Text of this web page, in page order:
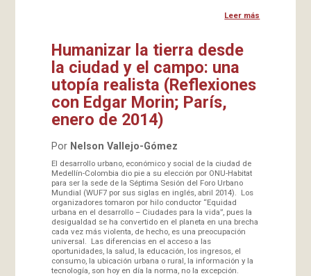
Leer más
Humanizar la tierra desde
la ciudad y el campo: una
utopía realista (Reflexiones
con Edgar Morin; París,
enero de 2014)
Por Nelson Vallejo-Gómez
El desarrollo urbano, económico y social de la ciudad de
Medellín-Colombia dio pie a su elección por ONU-Habitat
para ser la sede de la Séptima Sesión del Foro Urbano
Mundial (WUF7 por sus siglas en inglés, abril 2014). Los
organizadores tomaron por hilo conductor “Equidad
urbana en el desarrollo – Ciudades para la vida”, pues la
desigualdad se ha convertido en el planeta en una brecha
cada vez más violenta, de hecho, es una preocupación
universal. Las diferencias en el acceso a las
oportunidades, la salud, la educación, los ingresos, el
consumo, la ubicación urbana o rural, la información y la
tecnología, son hoy en día la norma, no la excepción.